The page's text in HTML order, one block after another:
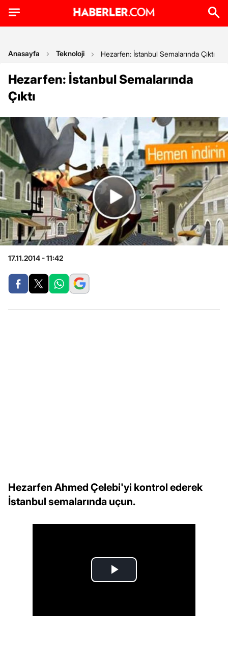
Anasayfa Teknoloji Hezarfen: İstanbul Semalarında Çıktı
Hezarfen: İstanbul Semalarında
Çıktı
17.11.2014 - 11:42
Hezarfen Ahmed Çelebi'yi kontrol ederek
İstanbul semalarında uçun.